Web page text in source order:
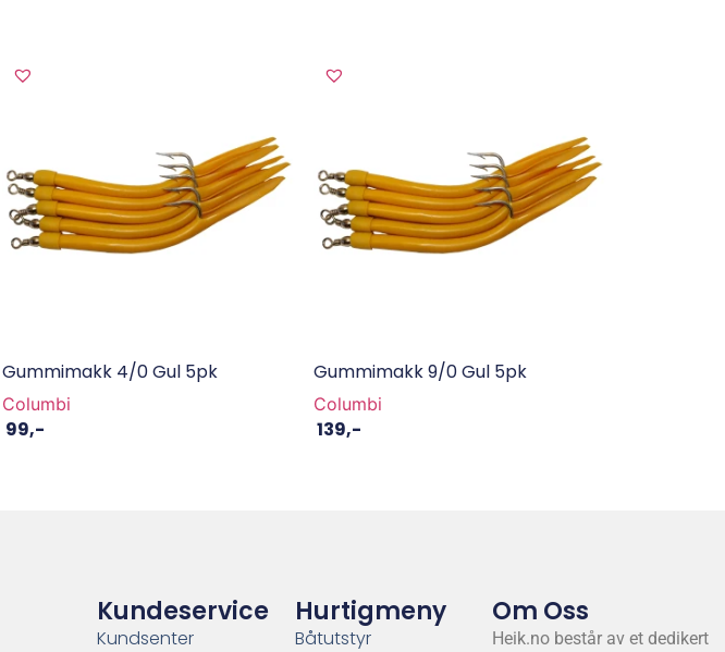
Gummimakk 4/0 Gul 5pk
Columbi
99,-
Gummimakk 9/0 Gul 5pk
Columbi
139,-
Kundeservice
Kundsenter
Hurtigmeny
Båtutstyr
Om Oss
Heik.no består av et dedikert